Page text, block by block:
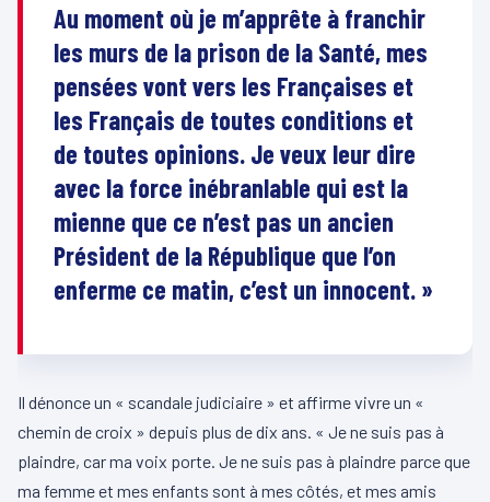
Au moment où je m’apprête à franchir
les murs de la prison de la Santé, mes
pensées vont vers les Françaises et
les Français de toutes conditions et
de toutes opinions. Je veux leur dire
avec la force inébranlable qui est la
mienne que ce n’est pas un ancien
Président de la République que l’on
enferme ce matin, c’est un innocent. »
Il dénonce un « scandale judiciaire » et affirme vivre un «
chemin de croix » depuis plus de dix ans. « Je ne suis pas à
plaindre, car ma voix porte. Je ne suis pas à plaindre parce que
ma femme et mes enfants sont à mes côtés, et mes amis